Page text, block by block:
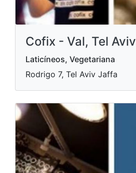
Cofix - Val, Tel Aviv
Laticíneos, Vegetariana
Rodrigo 7, Tel Aviv Jaffa